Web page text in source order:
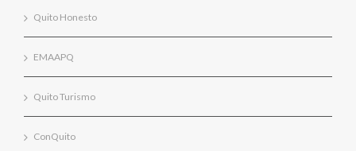
Quito Honesto
EMAAPQ
Quito Turismo
ConQuito